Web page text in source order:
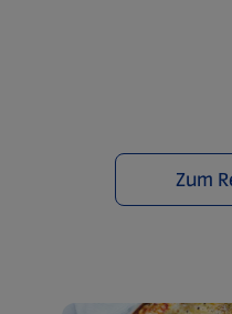
Zum